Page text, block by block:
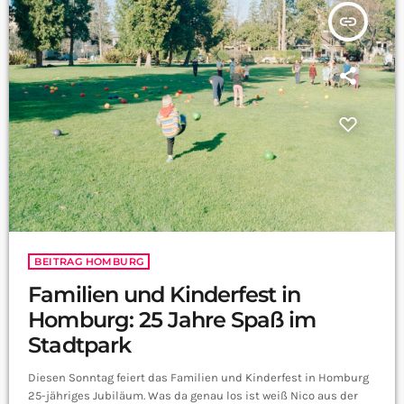
insert_link
BEITRAG HOMBURG
Familien und Kinderfest in
Homburg: 25 Jahre Spaß im
Stadtpark
Diesen Sonntag feiert das Familien und Kinderfest in Homburg
25-jähriges Jubiläum. Was da genau los ist weiß Nico aus der